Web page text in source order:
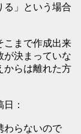
る」という場合
こまで作成出来
が決まっていな
からは離れた方
日：
わらないので